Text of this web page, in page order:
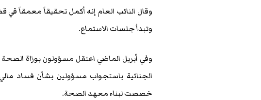
وقال النائب العام إنه أكمل تحقيقاً معمقاً في
وتبدأ جلسات الاستماع.
وفي أبريل الماضي اعتقل مسؤولون بوزاة
الجنائية باستجواب مسؤولين بشأن فساد
خصصت لبناء معهد الصحة.